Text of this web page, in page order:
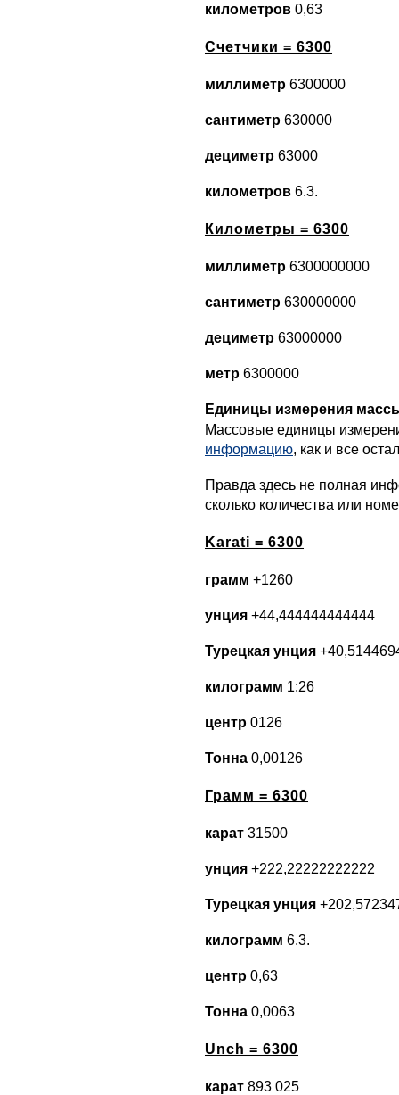
километров 0,63
Счетчики = 6300
миллиметр 6300000
сантиметр 630000
дециметр 63000
километров 6.3.
Километры = 6300
миллиметр 6300000000
сантиметр 630000000
дециметр 63000000
метр 6300000
Единицы измерения
Массовые единицы
информацию, как и все
Правда здесь не полная
сколько количества или
Karati = 6300
грамм +1260
унция +44,444444444444
Турецкая унция
килограмм 1:26
центр 0126
Тонна 0,00126
Грамм = 6300
карат 31500
унция +222,22222222222
Турецкая унция
килограмм 6.3.
центр 0,63
Тонна 0,0063
Unch = 6300
карат 893 025